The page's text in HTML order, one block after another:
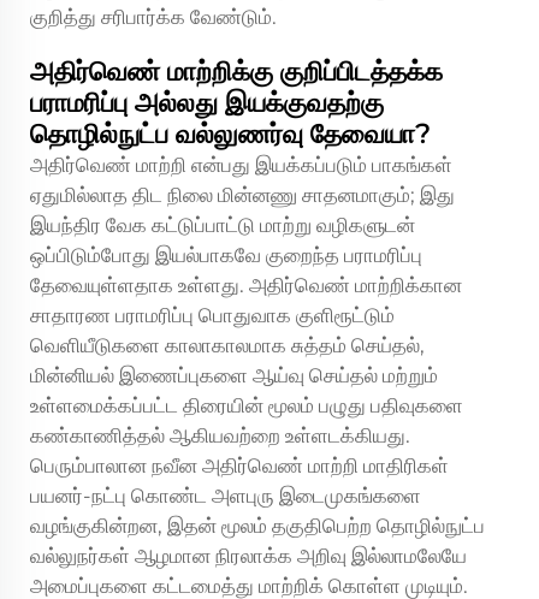
குறித்து சரிபார்க்க வேண்டும்.
அதிர்வெண் மாற்றிக்கு குறிப்பிடத்தக்க
பராமரிப்பு அல்லது இயக்குவதற்கு
தொழில்நுட்ப வல்லுணர்வு தேவையா?
அதிர்வெண் மாற்றி என்பது இயக்கப்படும் பாகங்கள்
ஏதுமில்லாத திட நிலை மின்னணு சாதனமாகும்; இது
இயந்திர வேக கட்டுப்பாட்டு மாற்று வழிகளுடன்
ஒப்பிடும்போது இயல்பாகவே குறைந்த பராமரிப்பு
தேவையுள்ளதாக உள்ளது. அதிர்வெண் மாற்றிக்கான
சாதாரண பராமரிப்பு பொதுவாக குளிரூட்டும்
வெளியீடுகளை காலாகாலமாக சுத்தம் செய்தல்,
மின்னியல் இணைப்புகளை ஆய்வு செய்தல் மற்றும்
உள்ளமைக்கப்பட்ட திரையின் மூலம் பழுது பதிவுகளை
கண்காணித்தல் ஆகியவற்றை உள்ளடக்கியது.
பெரும்பாலான நவீன அதிர்வெண் மாற்றி மாதிரிகள்
பயனர்-நட்பு கொண்ட அளபுரு இடைமுகங்களை
வழங்குகின்றன, இதன் மூலம் தகுதிபெற்ற தொழில்நுட்ப
வல்லுநர்கள் ஆழமான நிரலாக்க அறிவு இல்லாமலேயே
அமைப்புகளை கட்டமைத்து மாற்றிக் கொள்ள முடியும்.